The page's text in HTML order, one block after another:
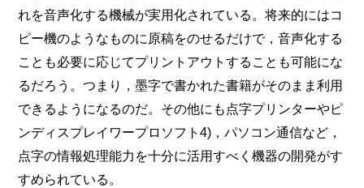
れを音声化する機械が実用化されている。将来的にはコ
ピー機のようなものに原稿をのせるだけで，音声化する
ことも必要に応じてプリントアウトすることも可能にな
るだろう。つまり，墨字で書かれた書籍がそのまま利用
できるようになるのだ。その他にも点字プリンターやピ
ンディスプレイワープロソフト4)，パソコン通信など，
点字の情報処理能力を十分に活用すべく機器の開発がす
すめられている。